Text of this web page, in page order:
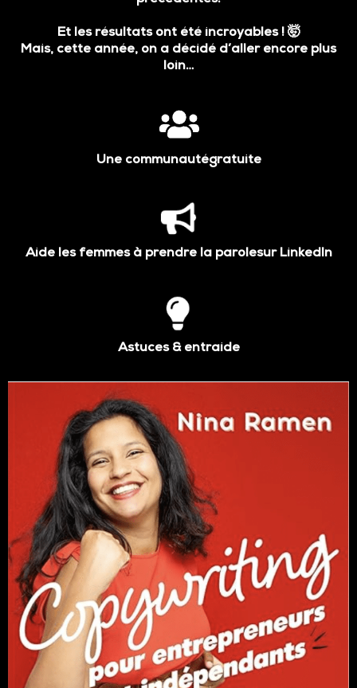
Et les résultats ont été incroyables ! 🤯
Mais, cette année, on a décidé d’aller encore plus
loin…
Une communautégratuite
Aide les femmes à prendre la parolesur LinkedIn
Astuces & entraide